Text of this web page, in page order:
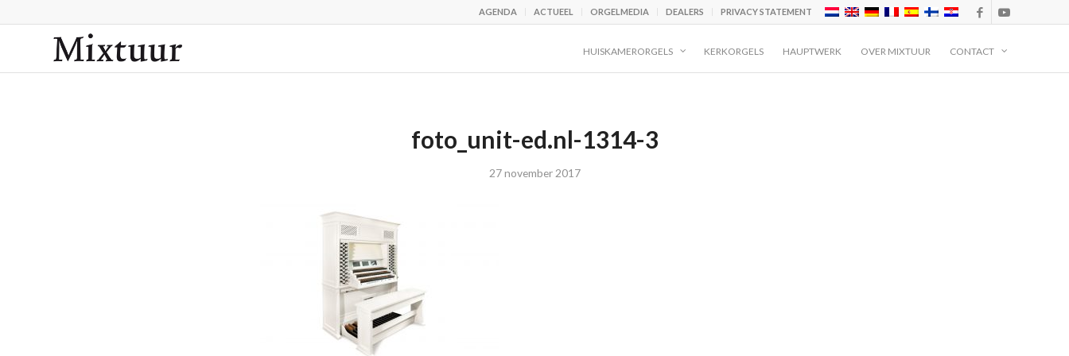
AGENDA ACTUEEL ORGELMEDIA DEALERS PRIVACY STATEMENT
HUISKAMERORGELS KERKORGELS HAUPTWERK OVER MIXTUUR CONTACT
foto_unit-ed.nl-1314-3
27 november 2017